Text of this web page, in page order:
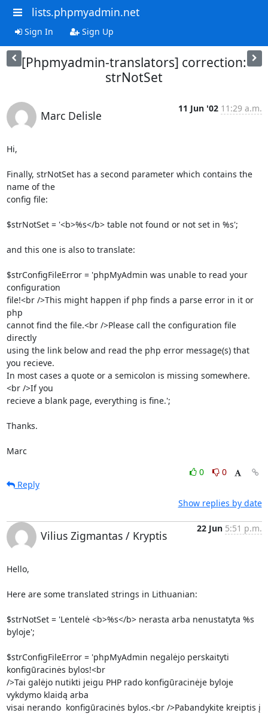
lists.phpmyadmin.net
Sign In Sign Up
[Phpmyadmin-translators] correction:
strNotSet
Marc Delisle
11 Jun '02 11:29 a.m.
Hi,
Finally, strNotSet has a second parameter which contains the
name of the
config file:
$strNotSet = '<b>%s</b> table not found or not set in %s';
and this one is also to translate:
$strConfigFileError = 'phpMyAdmin was unable to read your
configuration
file!<br />This might happen if php finds a parse error in it or
php
cannot find the file.<br />Please call the configuration file
directly
using the link below and read the php error message(s) that
you recieve.
In most cases a quote or a semicolon is missing somewhere.
<br />If you
recieve a blank page, everything is fine.';
Thanks.
Marc
0
0
Reply
Show replies by date
Vilius Zigmantas / Kryptis
22 Jun 5:51 p.m.
Hello,
Here are some translated strings in Lithuanian:
$strNotSet = 'Lentelė <b>%s</b> nerasta arba nenustatyta %s
byloje';
$strConfigFileError = 'phpMyAdmin negalėjo perskaityti
konfigūracinės bylos!<br
/>Tai galėjo nutikti jeigu PHP rado konfigūracinėje byloje
vykdymo klaidą arba
visai nerando  konfigūracinės bylos.<br />Pabandykite kreiptis į